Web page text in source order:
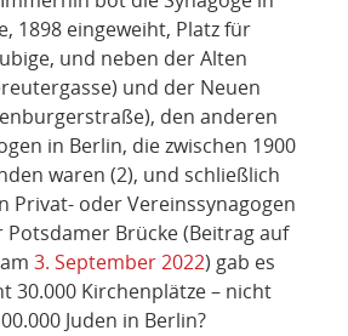
1898 eingeweiht, Platz für
und neben der Alten
und der Neuen
den anderen
in Berlin, die zwischen 1900
waren (2), und schließlich
Privat- oder Vereinssynagogen
Potsdamer Brücke (Beitrag auf
3. September 2022) gab es
30.000 Kirchenplätze – nicht
Juden in Berlin?